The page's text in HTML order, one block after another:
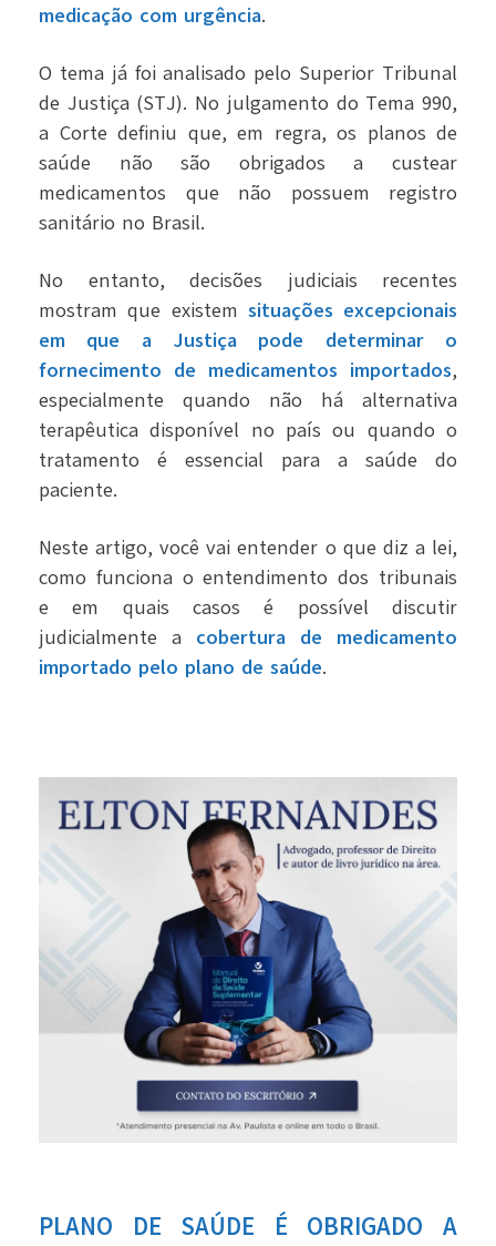
medicação com urgência.
O tema já foi analisado pelo Superior Tribunal
de Justiça (STJ). No julgamento do Tema 990,
a Corte definiu que, em regra, os planos de
saúde não são obrigados a custear
medicamentos que não possuem registro
sanitário no Brasil.
No entanto, decisões judiciais recentes
mostram que existem situações excepcionais
em que a Justiça pode determinar o
fornecimento de medicamentos importados,
especialmente quando não há alternativa
terapêutica disponível no país ou quando o
tratamento é essencial para a saúde do
paciente.
Neste artigo, você vai entender o que diz a lei,
como funciona o entendimento dos tribunais
e em quais casos é possível discutir
judicialmente a cobertura de medicamento
importado pelo plano de saúde.
PLANO DE SAÚDE É OBRIGADO A